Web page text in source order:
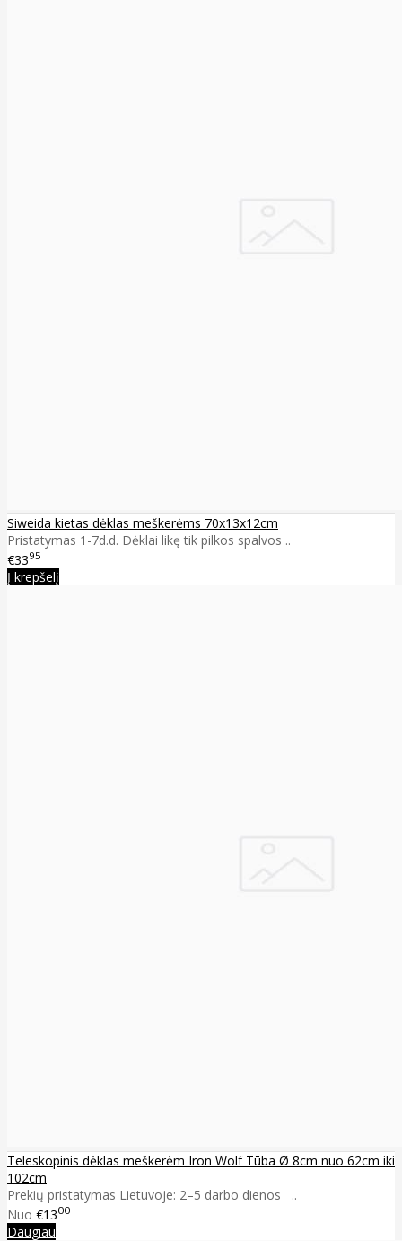
Siweida kietas dėklas meškerėms 70x13x12cm
Pristatymas 1-7d.d. Dėklai likę tik pilkos spalvos ..
€3395
Į krepšelį
Teleskopinis dėklas meškerėm Iron Wolf Tūba Ø 8cm nuo 62cm iki
102cm
Prekių pristatymas Lietuvoje: 2–5 darbo dienos ..
Nuo €1300
Daugiau